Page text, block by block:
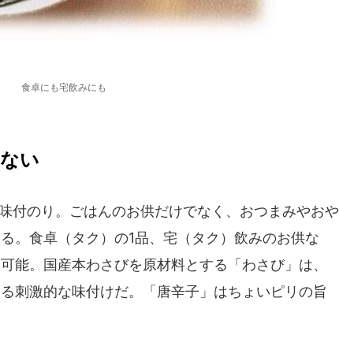
食卓にも宅飲みにも
い
付のり。ごはんのお供だけでなく、おつまみやおや
。食卓（タク）の1品、宅（タク）飲みのお供な
能。国産本わさびを原材料とする「わさび」は、
刺激的な味付けだ。「唐辛子」はちょいピリの旨